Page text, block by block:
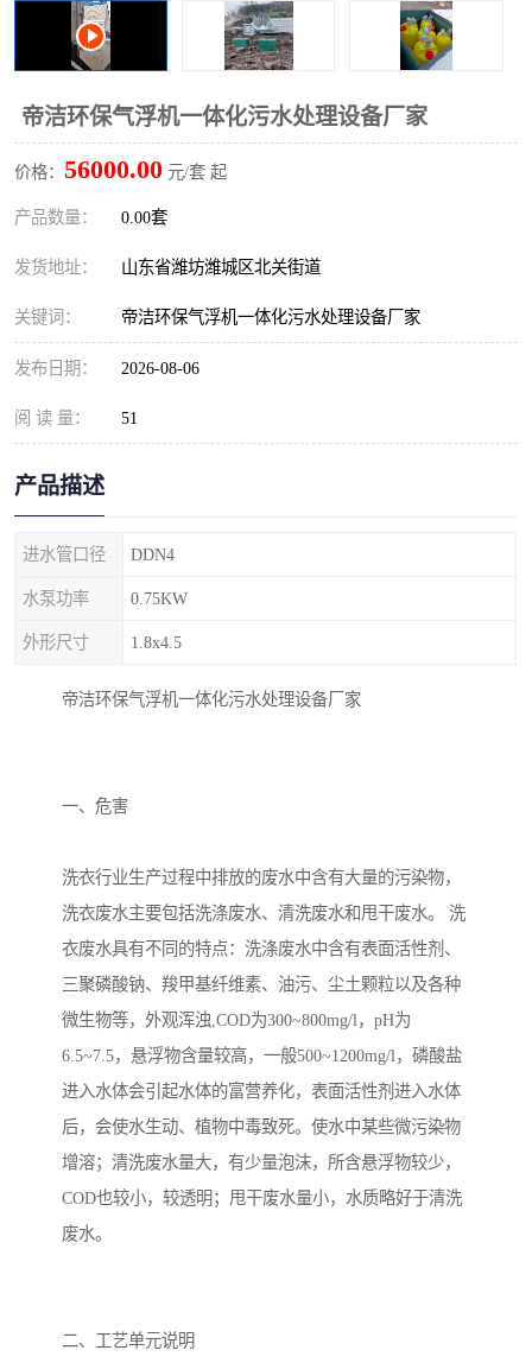
帝洁环保气浮机一体化污水处理设备厂家
价格： 56000.00 元/套 起
产品数量： 0.00套
发货地址： 山东省潍坊潍城区北关街道
关键词： 帝洁环保气浮机一体化污水处理设备厂家
发布日期： 2026-08-06
阅 读 量： 51
产品描述
进水管口径 DDN4
水泵功率 0.75KW
外形尺寸 1.8x4.5
帝洁环保气浮机一体化污水处理设备厂家
一、危害
洗衣行业生产过程中排放的废水中含有大量的污染物，
洗衣废水主要包括洗涤废水、清洗废水和甩干废水。 洗
衣废水具有不同的特点：洗涤废水中含有表面活性剂、
三聚磷酸钠、羧甲基纤维素、油污、尘土颗粒以及各种
微生物等，外观浑浊,COD为300~800mg/l，pH为
6.5~7.5，悬浮物含量较高，一般500~1200mg/l，磷酸盐
进入水体会引起水体的富营养化，表面活性剂进入水体
后，会使水生动、植物中毒致死。使水中某些微污染物
增溶；清洗废水量大，有少量泡沫，所含悬浮物较少，
COD也较小，较透明；甩干废水量小，水质略好于清洗
废水。
二、工艺单元说明
UASB厌氧塔 加油站油田景点旅游区污
水处理设备
风电场变电站污水处理设
备
叠螺污泥脱水机
疾控中心一体化设备处理 一体化净北槽污水处理设
餐具消毒污水处理设备
塑料编织袋一体化污水处
理设备
养老院污水处理一体化设
整形医院污水处理设备
酿酒厂一体化污水处理设
备
生活一体化污水处理设备
复合二氧化氯发生器污水
处理设备
屠宰场一体化污水处理设
地埋式一体化污水处理设 加药装置污水设备
印刷厂污水处理设备 二级生化污水处理设备
污水提升泵站 口腔科污水处理设备
风景区生活污水处理一体
化设备
一体化污水处理设备
无动力一体化污水处理设 服务区一体化污水处理设
备
成套生活污水处理设备 小型污水处理设备
肉制品加工污水处理设备
微动力污水处理设备